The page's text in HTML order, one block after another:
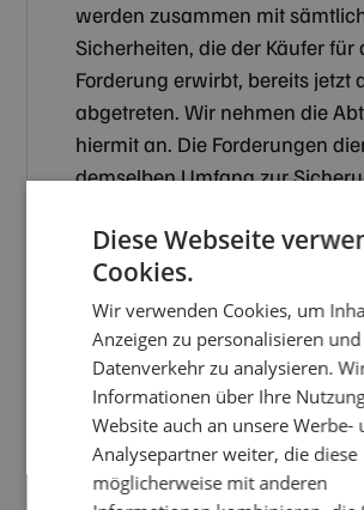
werden zusammen mit
Sicherheiten, die der Käufer für
Forderung erwirbt, bereits jetzt
abgetreten. Wir nehmen die
hiermit an. Die Forderungen
demselben Umfang zur
Vorbehaltsware. Wird die
vom Käufer zusammen mit
von uns verkauften Waren
wird uns die Forderung aus der
Weiterveräußerung im
Rechnungswertes der
zum Rechnungswert der
verkauften Waren abgetreten.
Veräußerung von Waren, an
Miteigentumsanteile gemäß
Diese Webseite
Cookies.
Wir verwenden Cookies, um
Anzeigen zu personalisieren
Datenverkehr zu analysieren.
Informationen über Ihre
Website auch an unsere Werbe-
Analysepartner weiter, die diese
möglicherweise mit anderen